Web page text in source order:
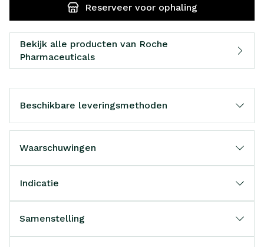
Reserveervoor ophaling
Bekijk alle producten van Roche
Pharmaceuticals
Beschikbare leveringsmethoden
Waarschuwingen
Indicatie
Samenstelling